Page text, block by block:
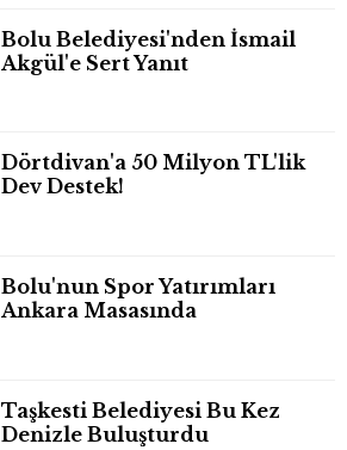
Bolu Belediyesi'nden İsmail
Akgül'e Sert Yanıt
Dörtdivan'a 50 Milyon TL'lik
Dev Destek!
Bolu'nun Spor Yatırımları
Ankara Masasında
Taşkesti Belediyesi Bu Kez
Denizle Buluşturdu